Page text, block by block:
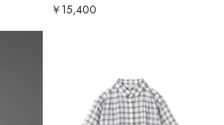
￥15,400